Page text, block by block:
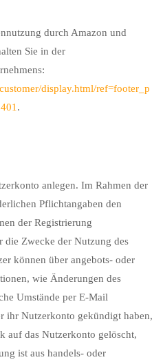
durch Amazon und
Sie in der
display.html/ref=footer_p
.
anlegen. Im Rahmen der
Pflichtangaben den
der Registrierung
die Zwecke der Nutzung des
können über angebots- oder
wie Änderungen des
Umstände per E-Mail
ihr Nutzerkonto gekündigt haben,
auf das Nutzerkonto gelöscht,
ist aus handels- oder